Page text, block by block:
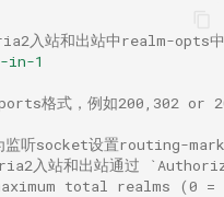
入站和出站中realm-opts
in-1
格式，例如200,302 or
socket设置routing-mark
入站和出站通过
total realms (0